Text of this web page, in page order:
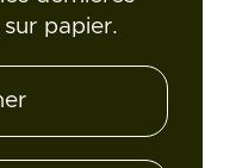
papier.